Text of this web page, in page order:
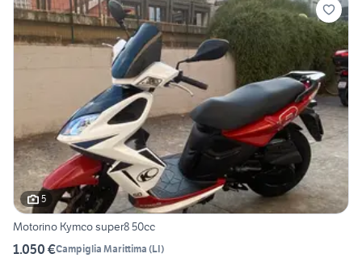
5
Motorino Kymco super8 50cc
1.050 €Campiglia Marittima (LI)